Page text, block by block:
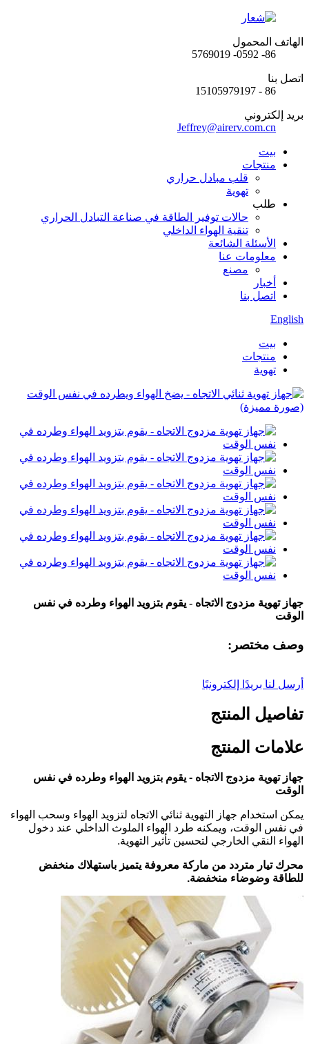
الهاتف المحمول
86- 0592- 5769019
اتصل بنا
86 - 15105979197
بريد إلكتروني
Jeffrey@airerv.com.cn
بيت
منتجات
قلب مبادل حراري
تهوية
طلب
حالات توفير الطاقة في صناعة التبادل الحراري
تنقية الهواء الداخلي
الأسئلة الشائعة
معلومات عنا
مصنع
أخبار
اتصل بنا
English
بيت
منتجات
تهوية
جهاز تهوية مزدوج الاتجاه - يقوم بتزويد الهواء وطرده في نفس
الوقت
وصف مختصر:
أرسل لنا بريدًا إلكترونيًا
تفاصيل المنتج
علامات المنتج
جهاز تهوية مزدوج الاتجاه - يقوم بتزويد الهواء وطرده في نفس
الوقت
يمكن استخدام جهاز التهوية ثنائي الاتجاه لتزويد الهواء وسحب الهواء
في نفس الوقت، ويمكنه طرد الهواء الملوث الداخلي عند دخول
الهواء النقي الخارجي لتحسين تأثير التهوية.
محرك تيار متردد من ماركة معروفة يتميز باستهلاك منخفض
للطاقة وضوضاء منخفضة.